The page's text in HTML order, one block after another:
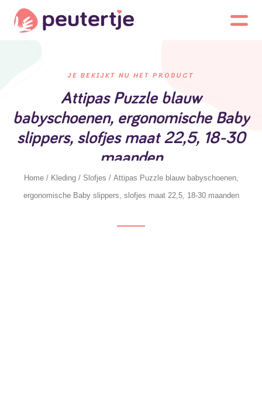
JE BEKIJKT NU HET PRODUCT
Attipas Puzzle blauw
babyschoenen, ergonomische Baby
slippers, slofjes maat 22,5, 18-30
maanden
Home/ Kleding/ Slofjes / Attipas Puzzle blauw babyschoenen,
ergonomische Baby slippers, slofjes maat 22,5, 18-30 maanden